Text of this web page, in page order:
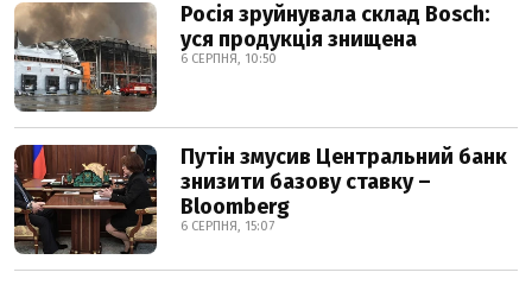
Росія зруйнувала склад Bosch:
уся продукція знищена
6 СЕРПНЯ, 10:50
Путін змусив Центральний банк
знизити базову ставку –
Bloomberg
6 СЕРПНЯ, 15:07